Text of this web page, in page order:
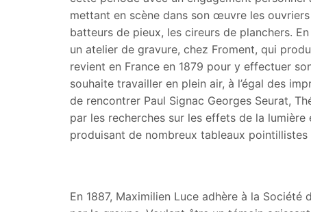
mettant en scène dans son œuvre les
batteurs de pieux, les cireurs de planchers.
un atelier de gravure, chez Froment, qui
revient en France en 1879 pour y effectuer
souhaite travailler en plein air, à l’égal des
de rencontrer Paul Signac Georges Seurat,
par les recherches sur les effets de la
produisant de nombreux tableaux pointillistes
En 1887, Maximilien Luce adhère à la